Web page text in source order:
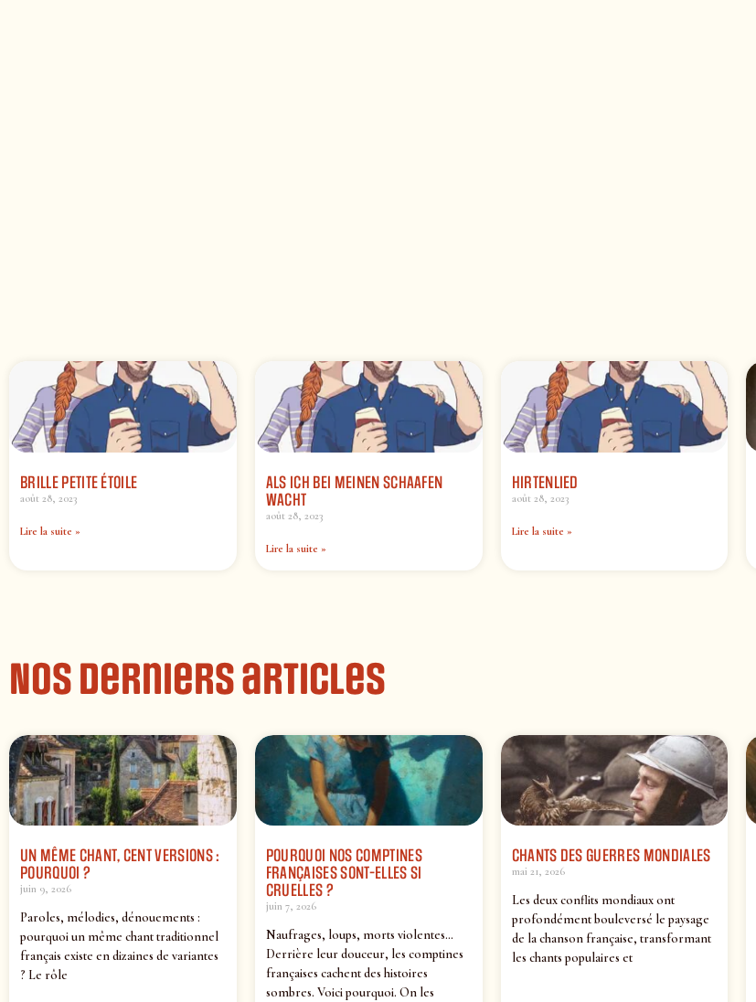
BRILLE PETITE ÉTOILE
août 28, 2023
Lire la suite »
ALS ICH BEI MEINEN SCHAAFEN
WACHT
août 28, 2023
Lire la suite »
HIRTENLIED
août 28, 2023
Lire la suite »
Nos derniers articles
UN MÊME CHANT, CENT VERSIONS :
POURQUOI ?
juin 9, 2026
Paroles, mélodies, dénouements :
pourquoi un même chant traditionnel
français existe en dizaines de variantes
? Le rôle
POURQUOI NOS COMPTINES
FRANÇAISES SONT-ELLES SI
CRUELLES ?
juin 7, 2026
Naufrages, loups, morts violentes…
Derrière leur douceur, les comptines
françaises cachent des histoires
sombres. Voici pourquoi. On les
CHANTS DES GUERRES MONDIALES
mai 21, 2026
Les deux conflits mondiaux ont
profondément bouleversé le paysage
de la chanson française, transformant
les chants populaires et